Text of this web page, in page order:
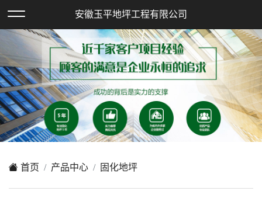
欢迎访问安徽玉平地坪工程有限公司网站！
安徽玉平地坪工程有限公司
首页 产品中心 固化地坪